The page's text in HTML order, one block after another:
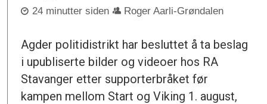
24 minutter siden Roger Aarli-Grøndalen
Agder politidistrikt har besluttet å ta beslag
i upubliserte bilder og videoer hos RA
Stavanger etter supporterbråket før
kampen mellom Start og Viking 1. august,